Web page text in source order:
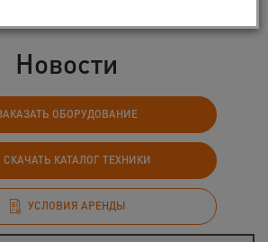
Новости
ОБОРУДОВАНИЕ
СКАЧАТЬ КАТАЛОГ ТЕХНИКИ
УСЛОВИЯ АРЕНДЫ